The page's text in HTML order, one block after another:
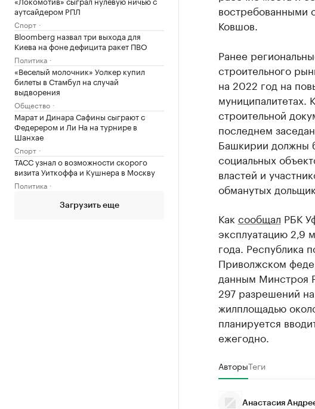
аутсайдером РПЛ
Спорт
Bloomberg назвал три выхода для
Киева на фоне дефицита ракет ПВО
Политика
«Веселый молочник» Уолкер купил
билеты в Стамбул на случай
выдворения
Общество
Марат и Динара Сафины сыграют с
Федерером и Ли На на турнире в
Шанхае
Спорт
ТАСС узнал о возможности скорого
визита Уиткоффа и Кушнера в Москву
Политика
Загрузить еще
востребованными
Ковшов.
Ранее
строительного
на 2022 год на
муниципалитетах.
строительной
последнем
Башкирии должны
социальных
властей и
обманутых
Как сообщал РБК
эксплуатацию 2,9
года. Республика
Приволжском
данным Минстроя
297 разрешений
жилплощадью
планируется
ежегодно.
АвторыТеги
Анастасия